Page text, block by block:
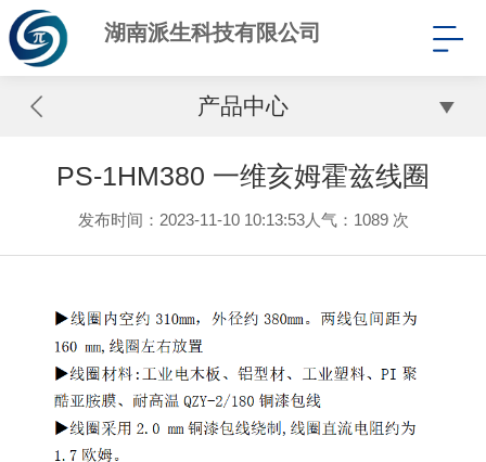
湖南派生科技有限公司
产品中心
PS-1HM380 一维亥姆霍兹线圈
发布时间：2023-11-10 10:13:53人气： 1089 次